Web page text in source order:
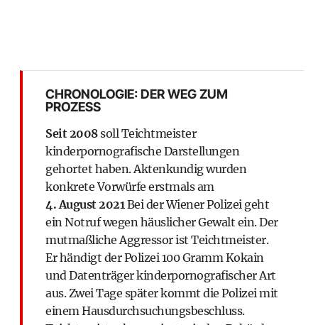
CHRONOLOGIE: DER WEG ZUM
PROZESS
Seit 2008soll Teichtmeister
kinderpornografische Darstellungen
gehortet haben. Aktenkundig wurden
konkrete Vorwürfe erstmals am
4. August 2021Bei der Wiener Polizei geht
ein Notruf wegen häuslicher Gewalt ein. Der
mutmaßliche Aggressor ist Teichtmeister.
Er händigt der Polizei 100 Gramm Kokain
und Datenträger kinderpornografischer Art
aus. Zwei Tage später kommt die Polizei mit
einem Hausdurchsuchungsbeschluss.